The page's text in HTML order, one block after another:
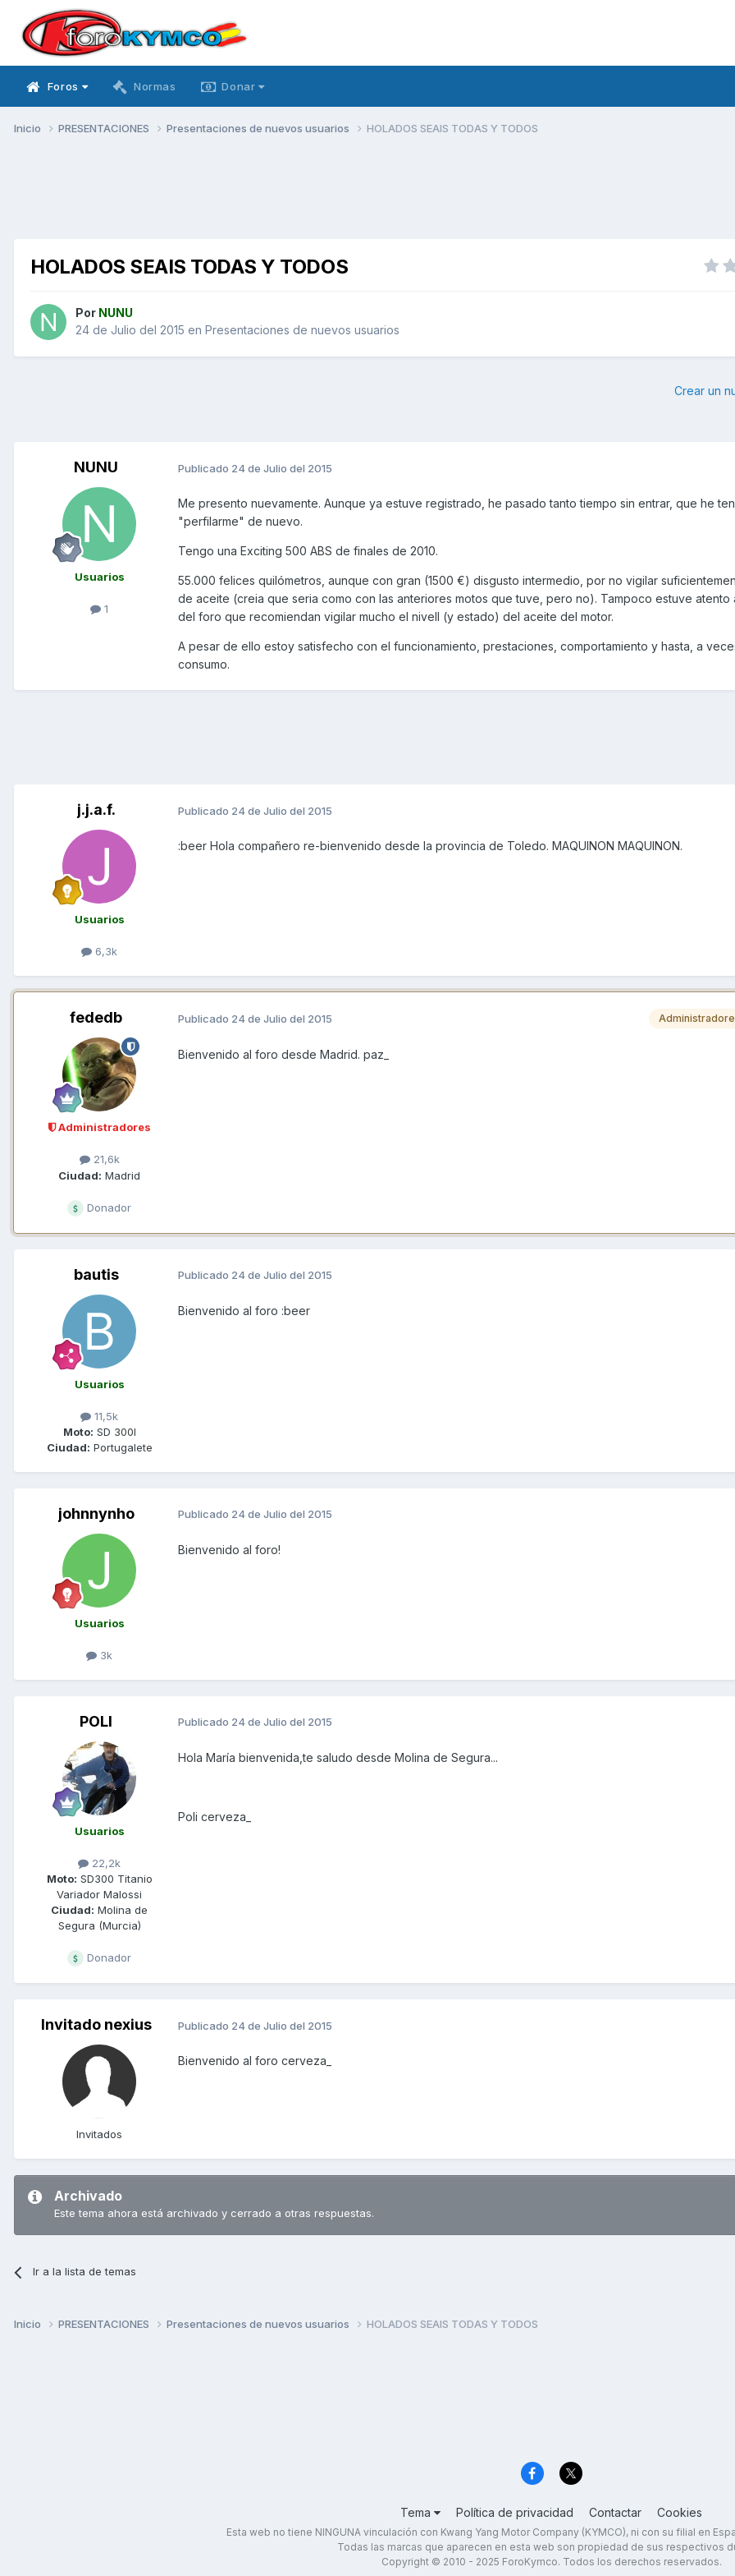
Foros Normas Donar
Inicio PRESENTACIONES Presentaciones de nuevos usuarios HOLADOS SEAIS TODAS Y TODOS
HOLADOS SEAIS TODAS Y TODOS
Por NUNU
24 de Julio del 2015 en Presentaciones de nuevos usuarios
Crear un
NUNU
Usuarios
1
Publicado 24 de Julio del 2015
Me presento nuevamente. Aunque ya estuve registrado, he pasado tanto tiempo sin entrar, que he
"perfilarme" de nuevo.
Tengo una Exciting 500 ABS de finales de 2010.
55.000 felices quilómetros, aunque con gran (1500 €) disgusto intermedio, por no vigilar
de aceite (creia que seria como con las anteriores motos que tuve, pero no). Tampoco estuve atento
del foro que recomiendan vigilar mucho el nivell (y estado) del aceite del motor.
A pesar de ello estoy satisfecho con el funcionamiento, prestaciones, comportamiento y hasta, a
consumo.
j.j.a.f.
Usuarios
6,3k
Publicado 24 de Julio del 2015
:beer Hola compañero re-bienvenido desde la provincia de Toledo. MAQUINON MAQUINON.
fededb
Administradores
21,6k
Ciudad: Madrid
Donador
Publicado 24 de Julio del 2015
Bienvenido al foro desde Madrid. paz_
bautis
Usuarios
11,5k
Moto: SD 300I
Ciudad: Portugalete
Publicado 24 de Julio del 2015
Bienvenido al foro :beer
johnnynho
Usuarios
3k
Publicado 24 de Julio del 2015
Bienvenido al foro!
POLI
Usuarios
22,2k
Moto: SD300 Titanio
Variador Malossi
Ciudad: Molina de
Segura (Murcia)
Donador
Publicado 24 de Julio del 2015
Hola María bienvenida,te saludo desde Molina de Segura...
Poli cerveza_
Invitado nexius
Invitados
Publicado 24 de Julio del 2015
Bienvenido al foro cerveza_
Archivado
Este tema ahora está archivado y cerrado a otras respuestas.
Ir a la lista de temas
Inicio PRESENTACIONES Presentaciones de nuevos usuarios HOLADOS SEAIS TODAS Y TODOS
Tema Política de privacidad Contactar Cookies
Esta web no tiene NINGUNA vinculación con Kwang Yang Motor Company (KYMCO), ni con su filial en
Todas las marcas que aparecen en esta web son propiedad de sus respectivos
Copyright © 2010 - 2025 ForoKymco. Todos los derechos reservados.